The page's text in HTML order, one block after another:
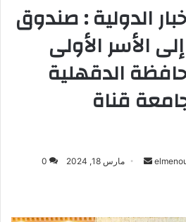
الدولية : صندوق
الأسر الأولى
الدقهلية
قناة
أرسل مارس 18, 2024 0